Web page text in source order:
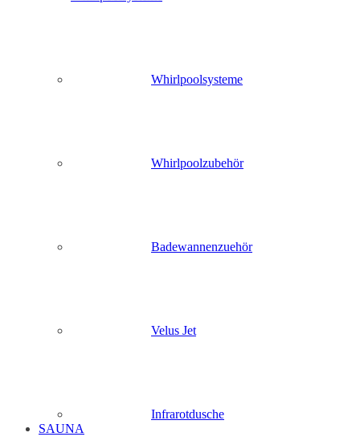
Whirlpoolsysteme
Whirlpoolzubehör
Badewannenzuehör
Velus Jet
Infrarotdusche
SAUNA